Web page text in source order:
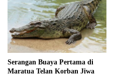
Serangan Buaya Pertama di
Maratua Telan Korban Jiwa